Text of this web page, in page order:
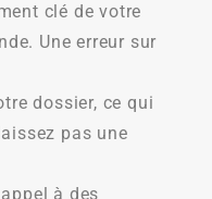
clé de votre
Une erreur sur
dossier, ce qui
pas une
à des